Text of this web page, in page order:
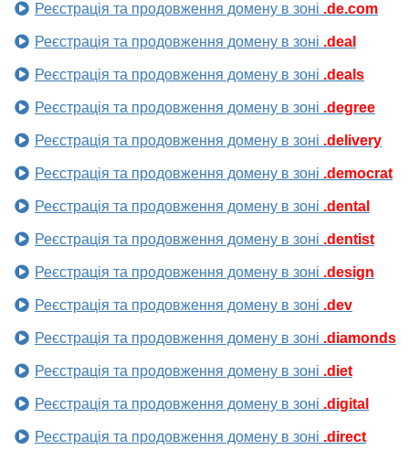
Реєстрація та продовження домену в зоні .de.com
Реєстрація та продовження домену в зоні .deal
Реєстрація та продовження домену в зоні .deals
Реєстрація та продовження домену в зоні .degree
Реєстрація та продовження домену в зоні .delivery
Реєстрація та продовження домену в зоні .democrat
Реєстрація та продовження домену в зоні .dental
Реєстрація та продовження домену в зоні .dentist
Реєстрація та продовження домену в зоні .design
Реєстрація та продовження домену в зоні .dev
Реєстрація та продовження домену в зоні .diamonds
Реєстрація та продовження домену в зоні .diet
Реєстрація та продовження домену в зоні .digital
Реєстрація та продовження домену в зоні .direct